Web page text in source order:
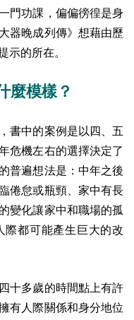
門功課，偏偏徬徨是身
器晚成列傳》想藉由歷
示的所在。
麼模樣？
書中的案例是以四、五
危機左右的選擇決定了
普遍想法是：中年之後
倦怠或瓶頸、家中有長
變化讓家中和職場的孤
際都可能產生巨大的改
十多歲的時間點上有許
有人際關係和身分地位